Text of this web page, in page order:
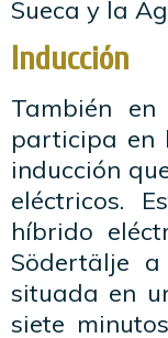
Sueca y la
Inducción
También
participa en
inducción
eléctricos.
híbrido
Södertälje
situada en
siete